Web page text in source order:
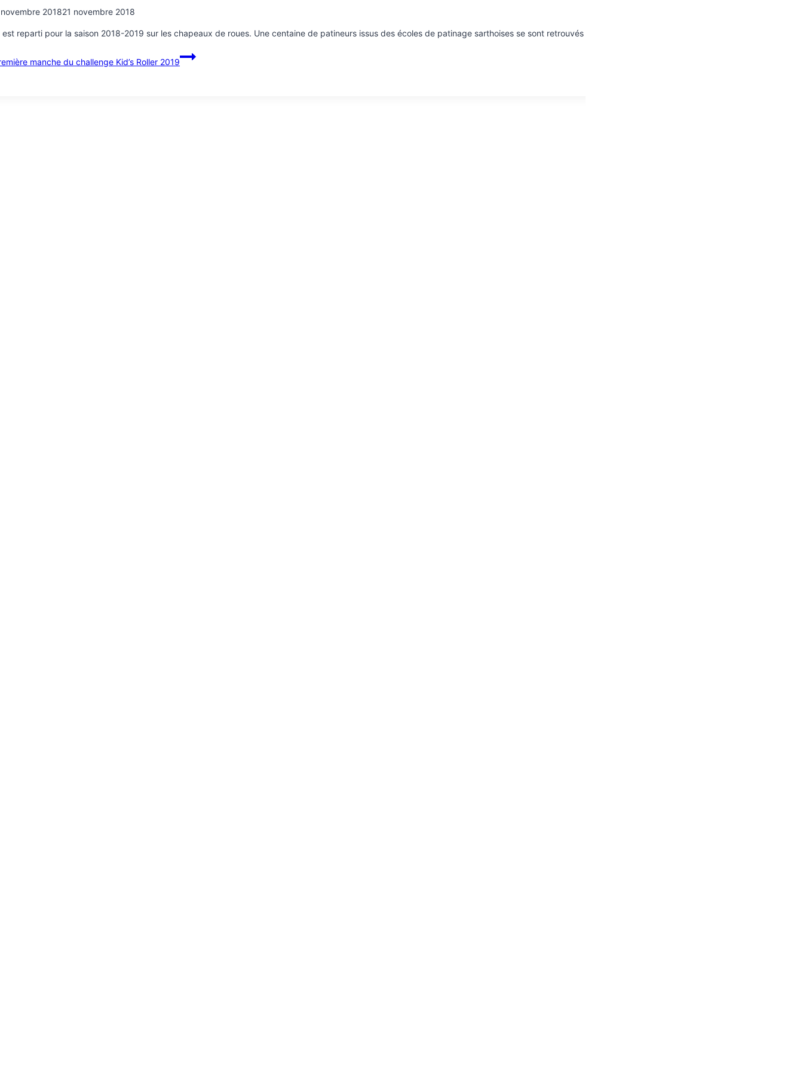
201821 novembre 2018
est reparti pour la saison 2018-2019 sur les chapeaux de roues. Une centaine de patineurs issus des écoles de patinage sarthoises se sont retrouvés pour la première après-midi du challenge Kid’s Roller
manche du challenge Kid’s Roller 2019